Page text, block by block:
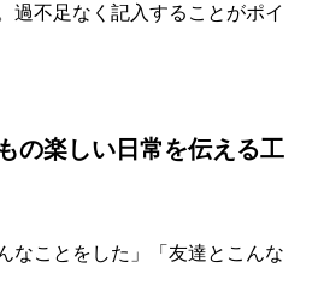
過不足なく記入することがポイ
の楽しい日常を伝える工
なことをした」「友達とこんな